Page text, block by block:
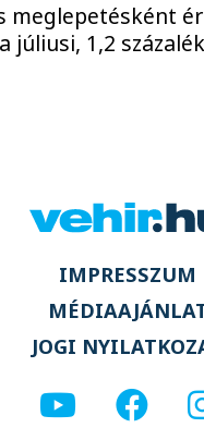
meglepetésként
júliusi, 1,2
IMPRESSZUM
JOGI